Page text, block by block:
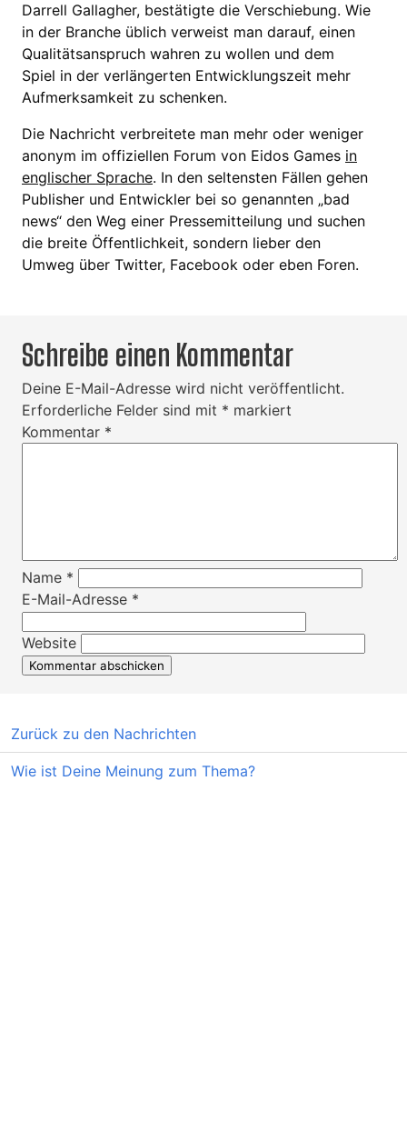
Darrell Gallagher, bestätigte die Verschiebung. Wie
in der Branche üblich verweist man darauf, einen
Qualitätsanspruch wahren zu wollen und dem
Spiel in der verlängerten Entwicklungszeit mehr
Aufmerksamkeit zu schenken.
Die Nachricht verbreitete man mehr oder weniger
anonym im offiziellen Forum von Eidos Games in
englischer Sprache. In den seltensten Fällen gehen
Publisher und Entwickler bei so genannten „bad
news“ den Weg einer Pressemitteilung und suchen
die breite Öffentlichkeit, sondern lieber den
Umweg über Twitter, Facebook oder eben Foren.
Schreibe einen Kommentar
Deine E-Mail-Adresse wird nicht veröffentlicht.
Erforderliche Felder sind mit * markiert
Kommentar *
Name *
E-Mail-Adresse *
Website
Zurück zu den Nachrichten
Wie ist Deine Meinung zum Thema?